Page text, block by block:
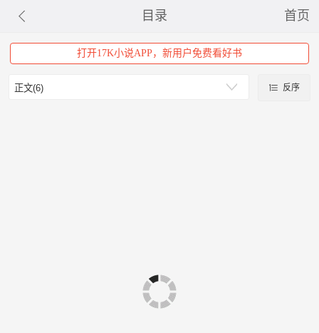
目录 首页
打开17K小说APP，新用户免费看好书
反序